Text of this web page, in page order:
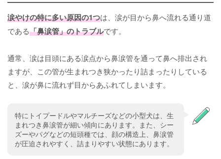
涙やけの特に多い原因の1つは、涙が目から鼻へ流れる通り道
である「鼻涙管」のトラブルです。
通常、涙は目頭にある涙点から鼻涙管を通って鼻へ排出され
ますが、この管が生まれつき狭かったり詰まったりしている
と、涙が鼻に流れず目からあふれてしまいます。
特にトイプードルやマルチーズなどの小型犬は、生
まれつき鼻涙管が細い傾向にあります。また、シー
ズーやパグなどの短頭種では、顔の構造上、鼻涙管
が圧迫されやすく、詰まりやすい状態にあります。